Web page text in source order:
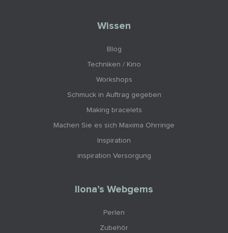
Wissen
Blog
Techniken / Kino
Workshops
Schmuck in Auftrag gegeben
Making bracelets
Machen Sie es sich Maxima Ohrringe
Inspiration
inspiration Versorgung
Ilona’s Webgems
Perlen
Zubehör